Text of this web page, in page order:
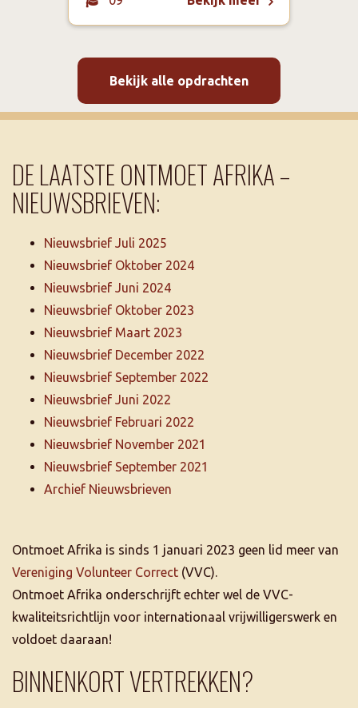
Bekijk alle opdrachten
DE LAATSTE ONTMOET AFRIKA –
NIEUWSBRIEVEN:
Nieuwsbrief Juli 2025
Nieuwsbrief Oktober 2024
Nieuwsbrief Juni 2024
Nieuwsbrief Oktober 2023
Nieuwsbrief Maart 2023
Nieuwsbrief December 2022
Nieuwsbrief September 2022
Nieuwsbrief Juni 2022
Nieuwsbrief Februari 2022
Nieuwsbrief November 2021
Nieuwsbrief September 2021
Archief Nieuwsbrieven
Ontmoet Afrika is sinds 1 januari 2023 geen lid meer van
Vereniging Volunteer Correct (VVC).
Ontmoet Afrika onderschrijft echter wel de VVC-
kwaliteitsrichtlijn voor internationaal vrijwilligerswerk en
voldoet daaraan!
BINNENKORT VERTREKKEN?